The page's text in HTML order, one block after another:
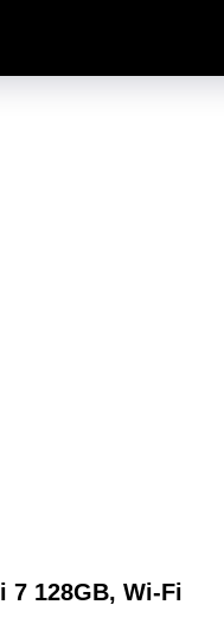
128GB, Wi-Fi